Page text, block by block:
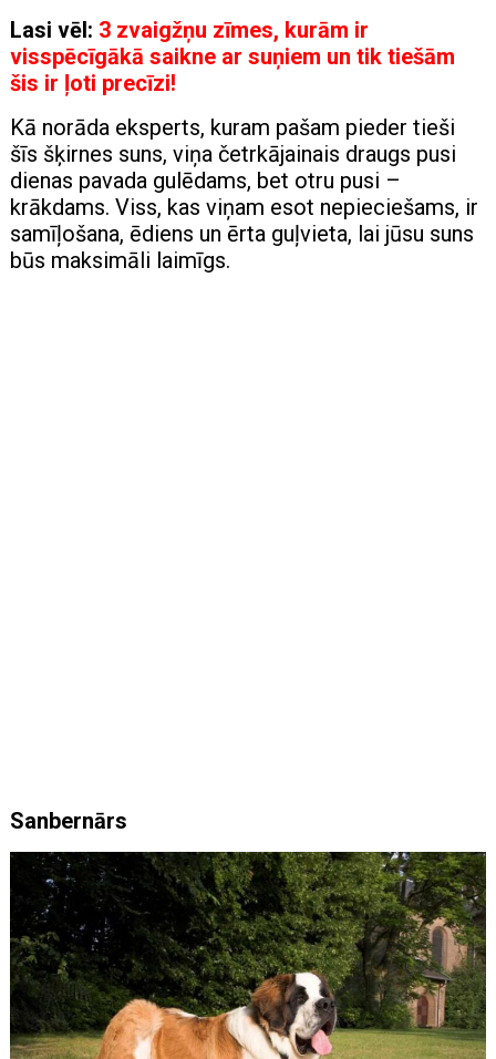
Lasi vēl: 3 zvaigžņu zīmes, kurām ir
visspēcīgākā saikne ar suņiem un tik tiešām
šis ir ļoti precīzi!
Kā norāda eksperts, kuram pašam pieder tieši
šīs šķirnes suns, viņa četrkājainais draugs pusi
dienas pavada gulēdams, bet otru pusi –
krākdams. Viss, kas viņam esot nepieciešams, ir
samīļošana, ēdiens un ērta guļvieta, lai jūsu suns
būs maksimāli laimīgs.
Sanbernārs